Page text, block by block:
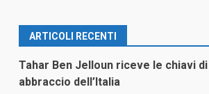
ARTICOLI RECENTI
Tahar Ben Jelloun riceve le chiavi di
abbraccio dell’Italia